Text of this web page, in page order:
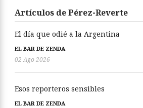
Artículos de Pérez-Reverte
El día que odié a la Argentina
EL BAR DE ZENDA
02 Ago 2026
Esos reporteros sensibles
EL BAR DE ZENDA